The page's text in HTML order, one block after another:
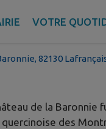
VOTRE
82130
de la Baronnie
des